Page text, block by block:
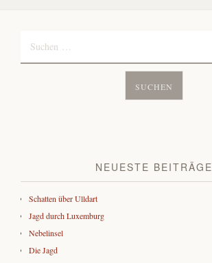
NEUESTE BEITRÄGE
Schatten über Ulldart
Jagd durch Luxemburg
Nebelinsel
Die Jagd